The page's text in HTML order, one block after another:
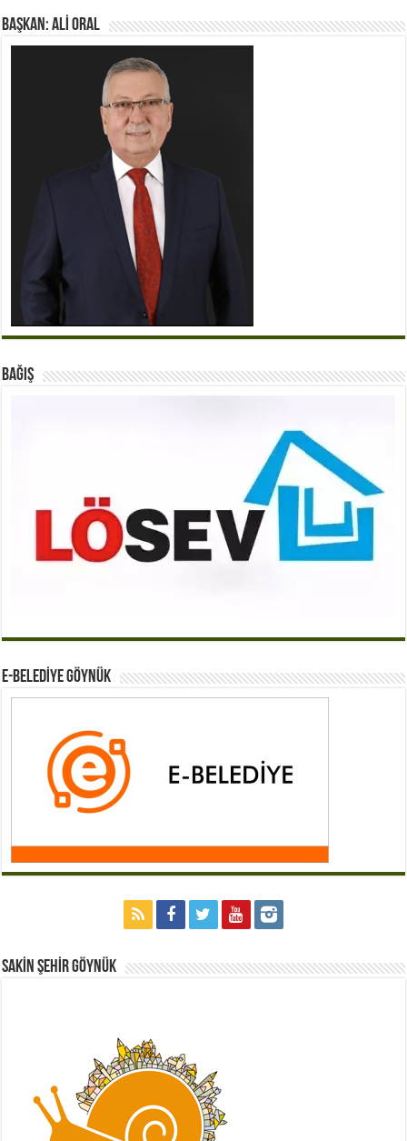
BAŞKAN: ALİ ORAL
BAĞIŞ
E-BELEDİYE GÖYNÜK
Sakİn Şehİr GÖYNÜK